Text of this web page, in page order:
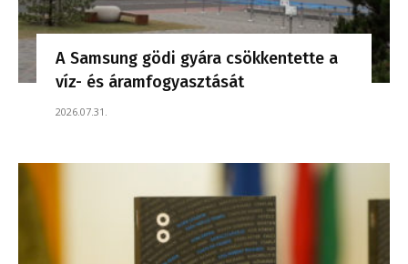
A Samsung gödi gyára csökkentette a
víz- és áramfogyasztását
2026.07.31.